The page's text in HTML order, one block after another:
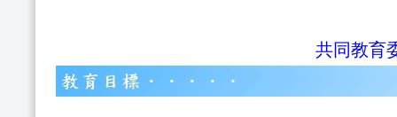
共同教育